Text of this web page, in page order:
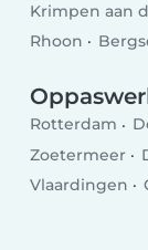
Krimpen aan
Rhoon
Rotterdam
Zoetermeer
Vlaardingen